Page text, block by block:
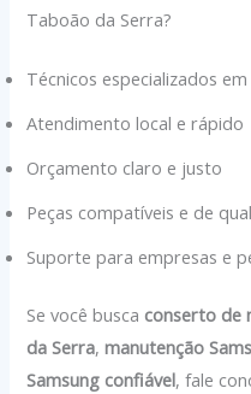
Taboão da Serra?
Técnicos especializados
Atendimento local e rápido
Orçamento claro e justo
Peças compatíveis e de
Suporte para empresas e
Se você busca conserto de
da Serra,manutenção
Samsung confiável, fale